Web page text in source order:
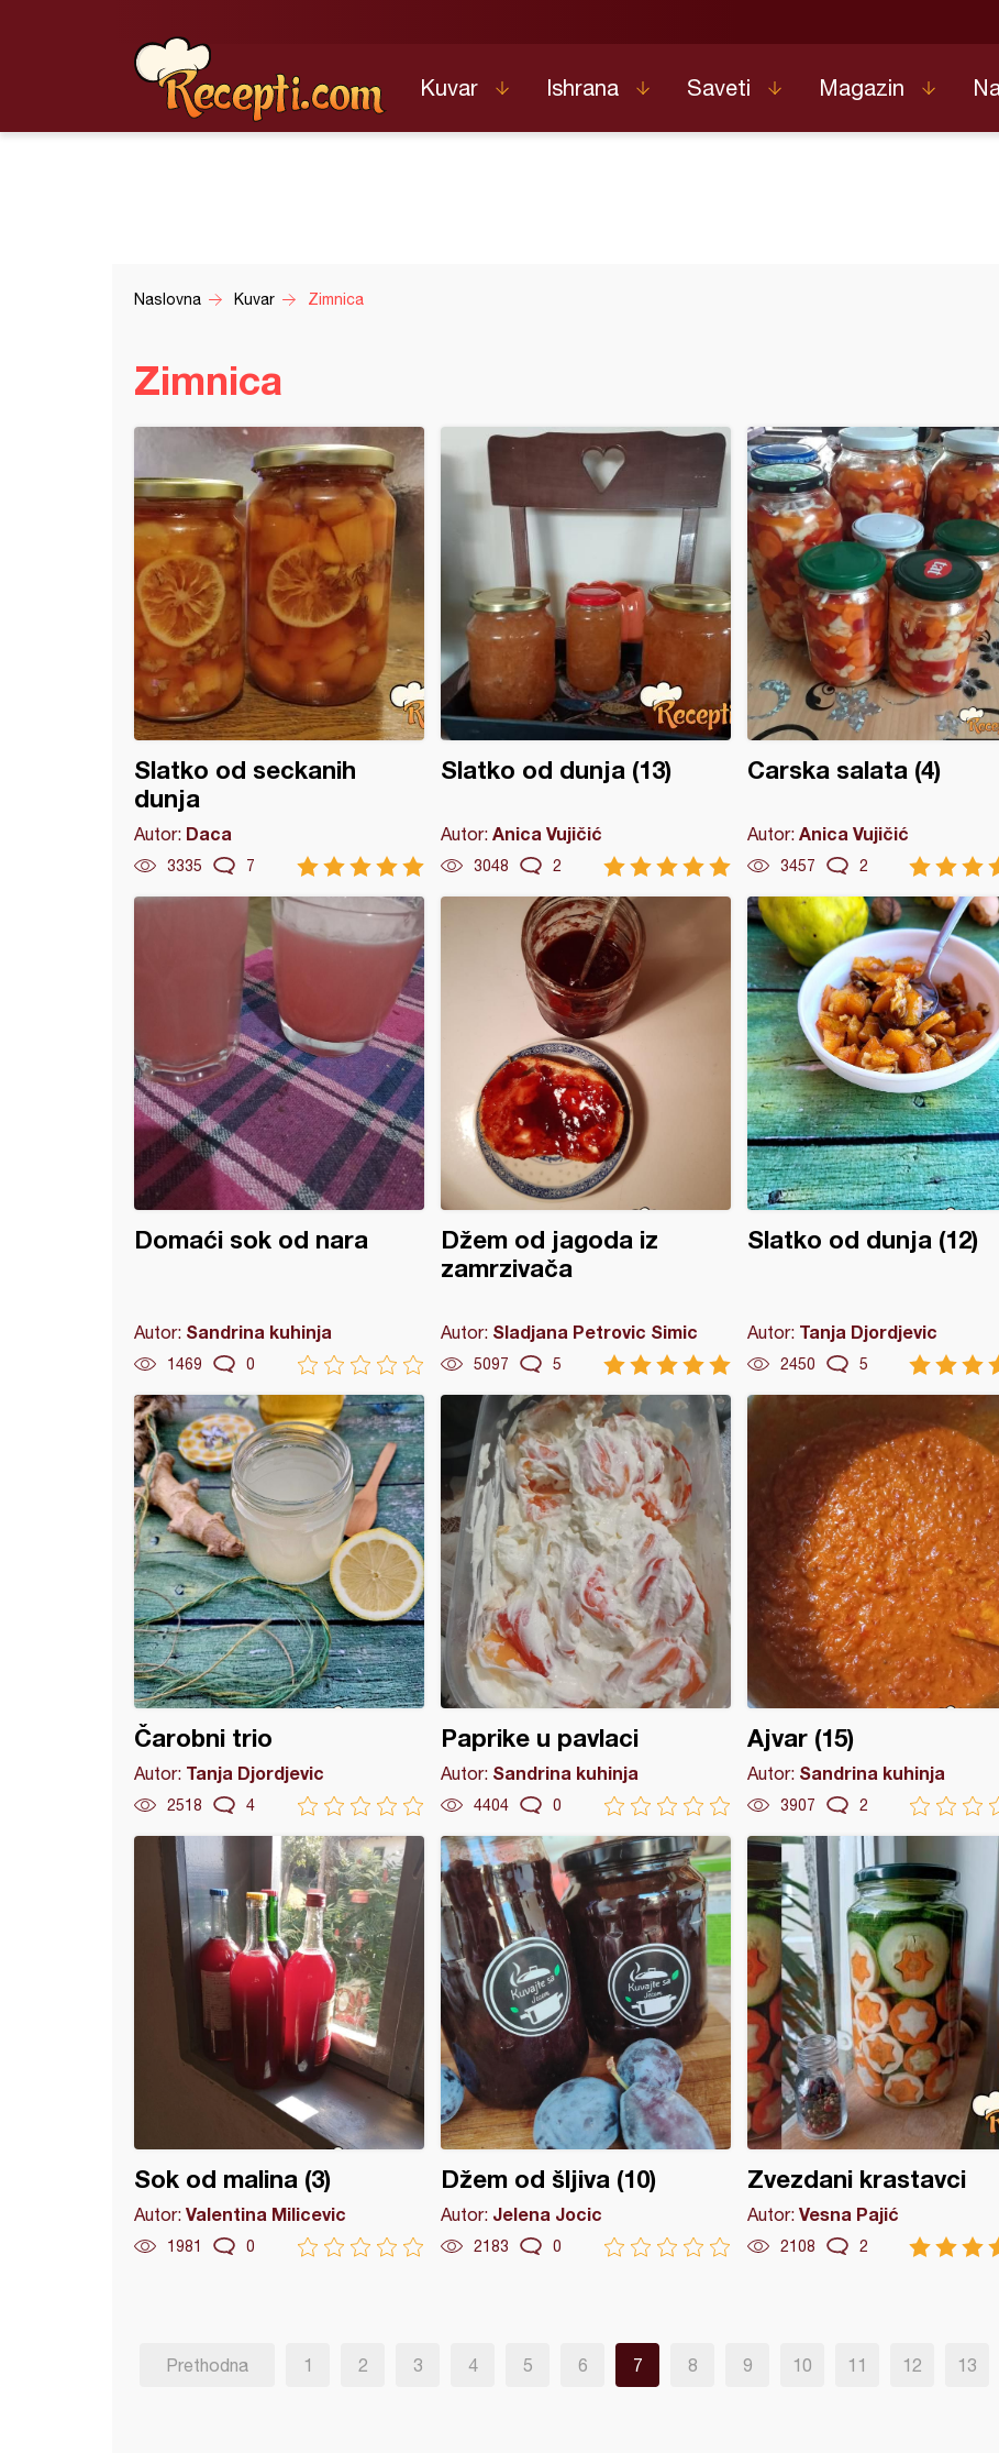
Kuvar Ishrana Saveti Magazin
Naslovna Kuvar Zimnica
Zimnica
Slatko od seckanih
dunja
Autor: Daca
3335 7
Slatko od dunja (13)
Autor: Anica Vujičić
3048 2
Carska salata (4)
Autor: Anica Vujičić
3457 2
Domaći sok od nara
Autor: Sandrina kuhinja
1469 0
Džem od jagoda iz
zamrzivača
Autor: Sladjana Petrovic Simic
5097 5
Slatko od dunja (12)
Autor: Tanja Djordjevic
2450 5
kurkumom, cimetom, đumbirom i limunom
Čarobni trio
Autor: Tanja Djordjevic
2518 4
Paprike u pavlaci
Autor: Sandrina kuhinja
4404 0
Ajvar (15)
Autor: Sandrina kuhinja
3907 2
Sok od malina (3)
Autor: Valentina Milicevic
1981 0
Džem od šljiva (10)
Autor: Jelena Jocic
2183 0
Zvezdani krastavci
Autor: Vesna Pajić
2108 2
Prethodna 1 2 3 4 5 6 7 8 9 10 11 12 13